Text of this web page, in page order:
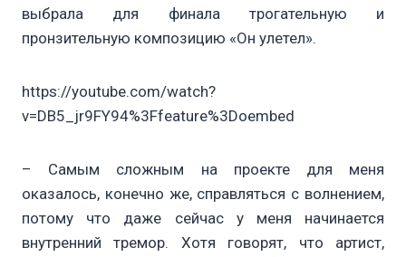
выбрала для финала трогательную и
пронзительную композицию «Он улетел».
https://youtube.com/watch?
v=DB5_jr9FY94%3Ffeature%3Doembed
– Самым сложным на проекте для меня
оказалось, конечно же, справляться с волнением,
потому что даже сейчас у меня начинается
внутренний тремор. Хотя говорят, что артист,